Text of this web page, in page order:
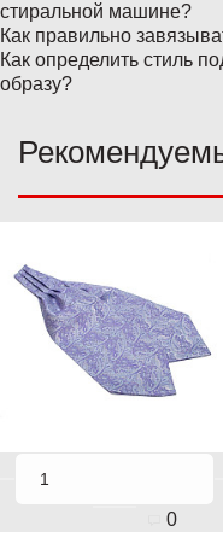
стиральной машине?
Как правильно
Как определить стиль
образу?
0